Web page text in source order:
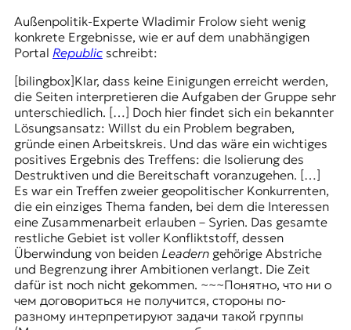
Außenpolitik-Experte Wladimir Frolow sieht wenig
konkrete Ergebnisse, wie er auf dem unabhängigen
Portal Republicschreibt:
[bilingbox]Klar, dass keine Einigungen erreicht werden,
die Seiten interpretieren die Aufgaben der Gruppe sehr
unterschiedlich. […] Doch hier findet sich ein bekannter
Lösungsansatz: Willst du ein Problem begraben,
gründe einen Arbeitskreis. Und das wäre ein wichtiges
positives Ergebnis des Treffens: die Isolierung des
Destruktiven und die Bereitschaft voranzugehen. […]
Es war ein Treffen zweier geopolitischer Konkurrenten,
die ein einziges Thema fanden, bei dem die Interessen
eine Zusammenarbeit erlauben – Syrien. Das gesamte
restliche Gebiet ist voller Konfliktstoff, dessen
Überwindung von beiden Leadern gehörige Abstriche
und Begrenzung ihrer Ambitionen verlangt. Die Zeit
dafür ist noch nicht gekommen. ~~~Понятно, что ни о
чем договориться не получится, стороны по-
разному интерпретируют задачи такой группы